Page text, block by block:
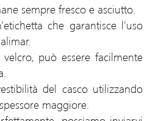
sempre fresco e asciutto.
che garantisce l'uso
può essere facilmente
del casco utilizzando
maggiore.